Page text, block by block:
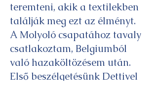
teremteni, akik a textilekben
találják meg ezt az élményt.
A Molyoló csapatához tavaly
csatlakoztam, Belgiumból
való hazaköltözésem után.
Első beszélgetésünk Dettivel